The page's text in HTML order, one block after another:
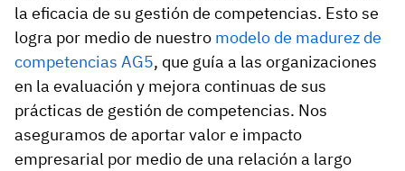
la eficacia de su gestión de competencias. Esto se
logra por medio de nuestro modelo de madurez de
competencias AG5, que guía a las organizaciones
en la evaluación y mejora continuas de sus
prácticas de gestión de competencias. Nos
aseguramos de aportar valor e impacto
empresarial por medio de una relación a largo